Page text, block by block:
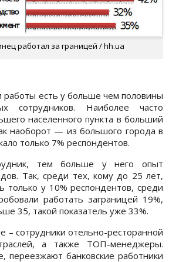
работал за границей / hh.ua
есть у больше чем половины
сотрудников. Наиболее часто
населенного пункта в больший
наоборот — из большого города в
только 7% респондентов.
тем больше у него опыт
Так, среди тех, кому до 25 лет,
только у 10% респондентов, среди
работать заграницей 19%,
35, такой показатель уже 33%.
– сотрудники отельно-ресторанной
а также ТОП-менеджеры.
переезжают банковские работники